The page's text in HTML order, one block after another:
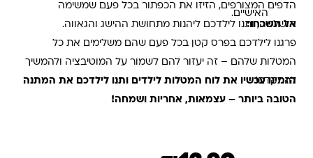
האישיים.
הדפים המצורפים, הזיזו את הכפתור בכל פעם שמשימה
הושלמה, ותנו לילדכם ליהנות מתחושת ההישג והגאווה.
אל תשכחו:
פרגנו לילדכם בפרס קטן בכל פעם שהם משלימים את כל
המטלות שלהם – זה יעזור להם לשמור על המוטיבציה ולהמשיך
להתקדם!
הזמינו עכשיו את לוח המטלות לילדים ותנו לילדכם את המתנה
הטובה ביותר – עצמאות, אחריות ושמחה!